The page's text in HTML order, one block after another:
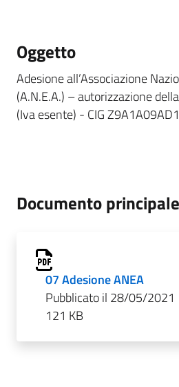
Oggetto
Adesione all’Associazione
(A.N.E.A.) – autorizzazione
(Iva esente) - CIG Z9A1A09AD1
Documento principale
07 Adesione ANEA
Pubblicato il 28/05/2021
121 KB